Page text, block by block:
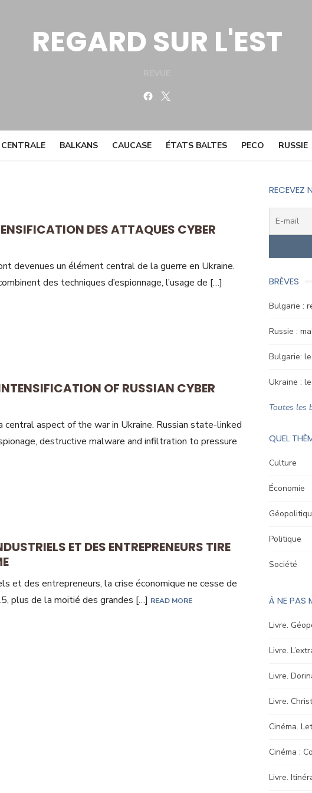
REGARD SUR L'EST
Facebook
BALKANS CAUCASE ÉTATS BALTES PECO RUSSIE
DES ATTAQUES CYBER
devenues un élément central de la guerre en Ukraine.
des techniques d’espionnage, l’usage de […]
OF RUSSIAN CYBER
central aspect of the war in Ukraine. Russian state-linked
destructive malware and infiltration to pressure
ET DES ENTREPRENEURS TIRE
et des entrepreneurs, la crise économique ne cesse de
plus de la moitié des grandes […] READ MORE
RECEVEZ
BRÈVES
Bulgarie :
Russie :
Bulgarie:
Ukraine :
Toutes les
QUEL
Culture
Économie
Politique
Société
À NE PAS
Livre.
Livre.
Livre.
Livre.
Cinéma.
Cinéma :
Livre.